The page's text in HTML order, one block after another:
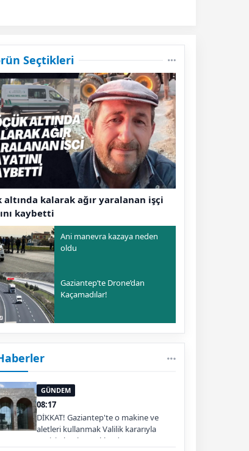
Seçtikleri
altında kalarak ağır yaralanan işçi
kaybetti
Ani manevra kazaya neden
oldu
Gaziantep’te Drone’dan
Kaçamadılar!
GÜNDEM
08:17
DİKKAT! Gaziantep'te o makine ve
aletleri kullanmak Valilik kararıyla
geçici olarak yasaklandı